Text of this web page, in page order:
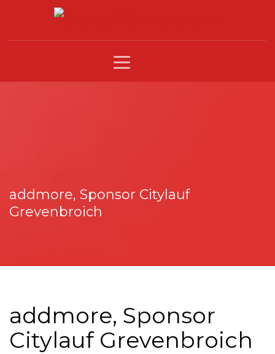
addmore, Sponsor Citylauf
Grevenbroich
addmore, Sponsor
Citylauf Grevenbroich